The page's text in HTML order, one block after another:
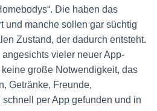
Die haben das
und manche sollen gar süchtig
Zustand, der dadurch entsteht.
angesichts vieler neuer App-
große Notwendigkeit, das
Getränke, Freunde,
per App gefunden und in